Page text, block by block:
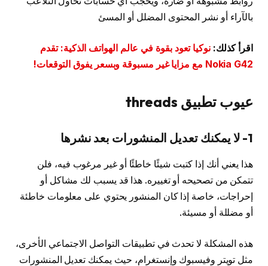
بالآراء أو نشر المحتوى المضلل أو المسئ
اقرأ كذلك:نوكيا تعود بقوة في عالم الهواتف الذكية: تقدم
Nokia G42 مع مزايا غير مسبوقة وبسعر يفوق التوقعات!
عيوب تطبيق threads
1- لا يمكنك تعديل المنشورات بعد نشرها
هذا يعني أنك إذا كتبت شيئًا خاطئًا أو غير مرغوب فيه، فلن
تتمكن من تصحيحه أو تغييره. هذا قد يسبب لك مشاكل أو
إحراجات، خاصة إذا كان المنشور يحتوي على معلومات خاطئة
أو مضللة أو مسيئة.
هذه المشكلة لا تحدث في تطبيقات التواصل الاجتماعي الأخرى،
مثل تويتر وفيسبوك وإنستغرام، حيث يمكنك تعديل المنشورات